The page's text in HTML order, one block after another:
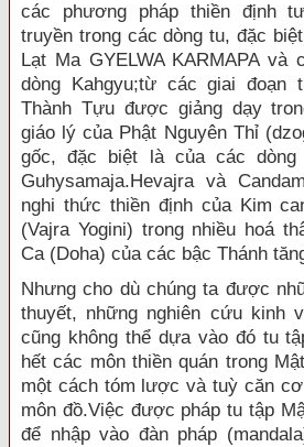
các phương pháp thiền định
truyền trong các dòng tu, đặc
Lạt Ma GYELWA KARMAPA
dòng Kahgyu;từ các giai đoạn
Thành Tựu được giảng dạy
giáo lý của Phật Nguyên Thỉ
gốc, đặc biệt là của các dòng
Guhysamaja.Hevajra và
nghi thức thiền định của Kim
(Vajra Yogini) trong nhiều hoá
Ca (Doha) của các bậc Thánh
Nhưng cho dù chúng ta được
thuyết, những nghiên cứu kinh
cũng không thể dựa vào đó tu
hết các môn thiền quán trong
một cách tóm lược và tuỳ căn
môn đồ.Việc được pháp tu tập
để nhập vào đàn pháp